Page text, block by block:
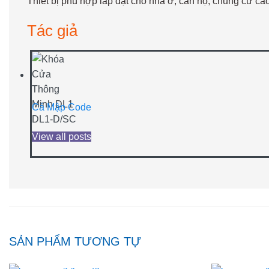
Tác giả
Cá Mập Code
View all posts
SẢN PHẨM TƯƠNG TỰ